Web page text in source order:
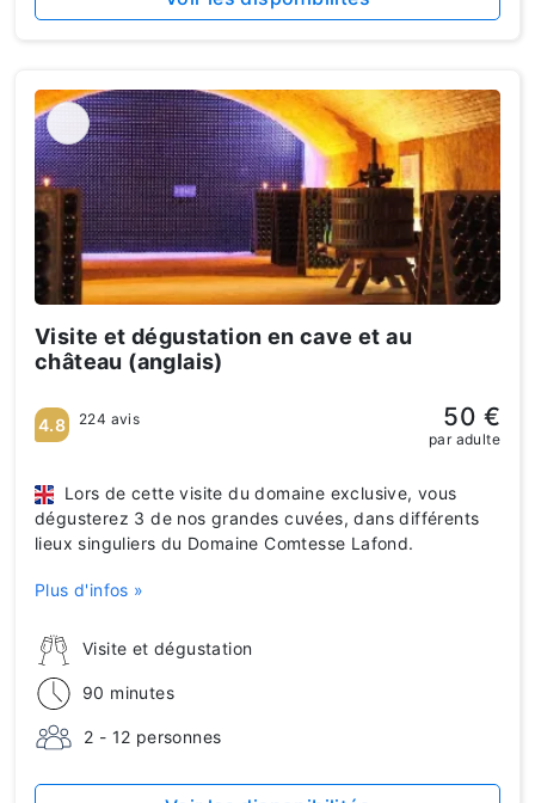
Visite et dégustation en cave et au
château (anglais)
Visite et dégustation
90 minutes
2 - 12 personnes
Lors de cette visite du domaine exclusive, vous
dégusterez 3 de nos grandes cuvées, dans différents
lieux singuliers du Domaine Comtesse Lafond.
Plus d'infos »
4.8 224 avis 50 €
par adulte